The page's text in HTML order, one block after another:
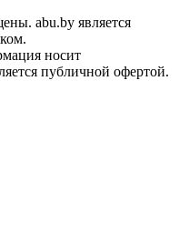
abu.by является
носит
публичной офертой.